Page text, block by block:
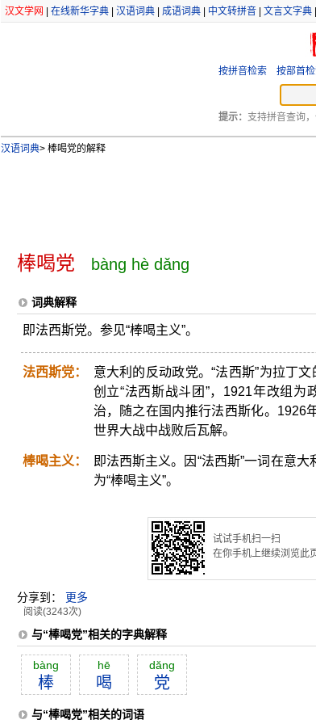
汉文学网 在线新华字典| 汉语词典| 成语词典| 中文转拼音| 文言文字典|
按拼音检索 按部首
提示： 支持拼音查询，
汉语词典>棒喝党的解释
棒喝党 bàng hè dǎng
词典解释
即法西斯党。参见“棒喝主义”。
法西斯党：
意大利的反动政党。“法西斯”为拉丁
创立“法西斯战斗团”，1921年改组为
治，随之在国内推行法西斯化。1926
世界大战中战败后瓦解。
棒喝主义：
即法西斯主义。因“法西斯”一词在意
为“棒喝主义”。
试试手机扫一扫
在你手机上继续浏览此
分享到： 更多
阅读(3243次)
与“棒喝党”相关的字典解释
bàng
棒
hē
喝
dăng
党
与“棒喝党”相关的词语